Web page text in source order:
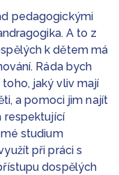
pedagogickými
A to z
k dětem má
Ráda bych
jaký vliv mají
a pomoci jim najít
respektující
studium
při práci s
dospělých